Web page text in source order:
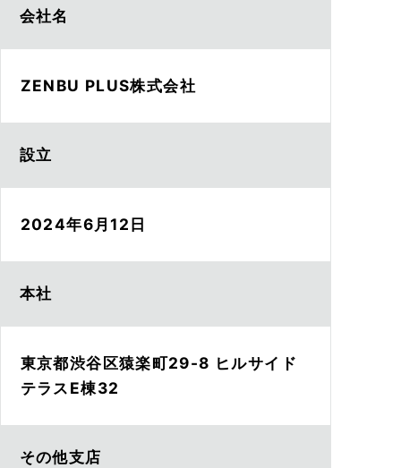
会社名
ZENBU PLUS株式会社
設立
2024年6月12日
本社
東京都渋谷区猿楽町29-8 ヒルサイド
テラスE棟32
その他支店